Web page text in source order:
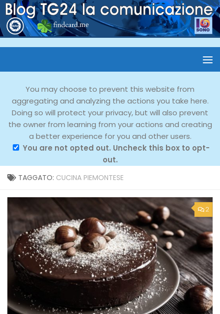
You may choose to prevent this website from
aggregating and analyzing the actions you take here.
Doing so will protect your privacy, but will also prevent
the owner from learning from your actions and creating
a better experience for you and other users.
You are not opted out. Uncheck this box to opt-
out.
TAGGATO: CUCINA PIEMONTESE
2